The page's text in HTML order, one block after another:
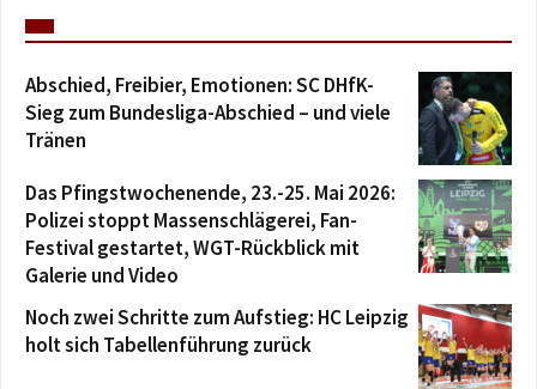
Abschied, Freibier, Emotionen: SC DHfK-
Sieg zum Bundesliga-Abschied – und viele
Tränen
Das Pfingstwochenende, 23.-25. Mai 2026:
Polizei stoppt Massenschlägerei, Fan-
Festival gestartet, WGT-Rückblick mit
Galerie und Video
Noch zwei Schritte zum Aufstieg: HC Leipzig
holt sich Tabellenführung zurück